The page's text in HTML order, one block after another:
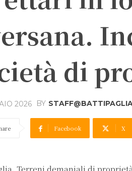
di
2026 BY
Facebook X
Terreni demaniali di